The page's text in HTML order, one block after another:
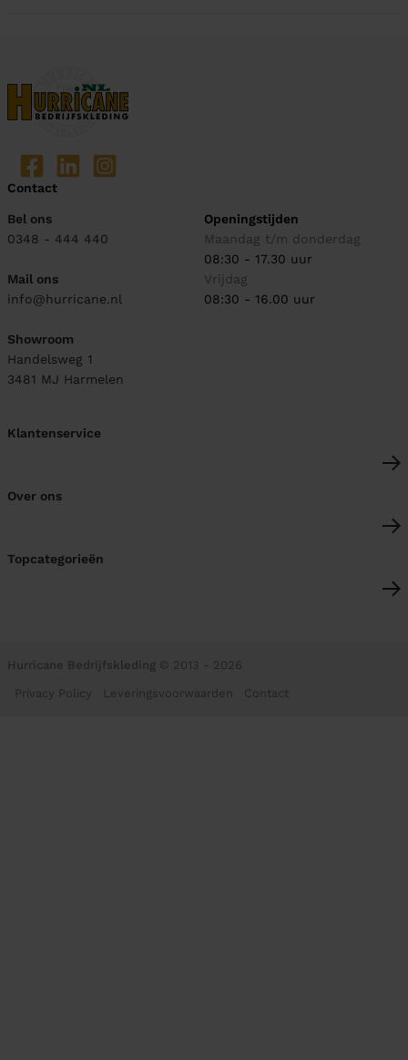
Contact
Bel ons
0348 - 444 440
Mail ons
info@hurricane.nl
Showroom
Handelsweg 1
3481 MJ Harmelen
Openingstijden
Maandag t/m donderdag
08:30 - 17.30 uur
Vrijdag
08:30 - 16.00 uur
Klantenservice
Over ons
Topcategorieën
Hurricane Bedrijfskleding © 2013 - 2026
Privacy Policy Leveringsvoorwaarden Contact